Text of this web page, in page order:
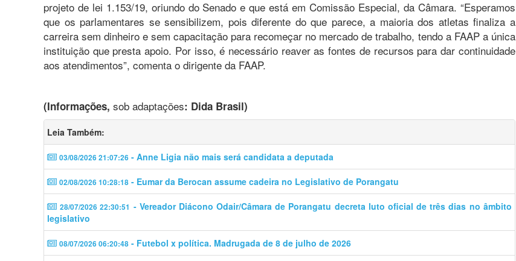
projeto de lei 1.153/19, oriundo do Senado e que está em Comissão Especial, da Câmara. “Esperamos
que os parlamentares se sensibilizem, pois diferente do que parece, a maioria dos atletas finaliza a
carreira sem dinheiro e sem capacitação para recomeçar no mercado de trabalho, tendo a FAAP a única
instituição que presta apoio. Por isso, é necessário reaver as fontes de recursos para dar continuidade
aos atendimentos”, comenta o dirigente da FAAP.
(Informações, sob adaptações: Dida Brasil)
Leia Também:
03/08/2026 21:07:26 - Anne Ligia não mais será candidata a deputada
02/08/2026 10:28:18 - Eumar da Berocan assume cadeira no Legislativo de Porangatu
28/07/2026 22:30:51 - Vereador Diácono Odair/Câmara de Porangatu decreta luto oficial de três dias no âmbito
legislativo
08/07/2026 06:20:48 - Futebol x política. Madrugada de 8 de julho de 2026